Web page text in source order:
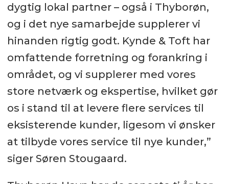
dygtig lokal partner – også i Thyborøn,
og i det nye samarbejde supplerer vi
hinanden rigtig godt. Kynde & Toft har
omfattende forretning og forankring i
området, og vi supplerer med vores
store netværk og ekspertise, hvilket gør
os i stand til at levere flere services til
eksisterende kunder, ligesom vi ønsker
at tilbyde vores service til nye kunder,”
siger Søren Stougaard.